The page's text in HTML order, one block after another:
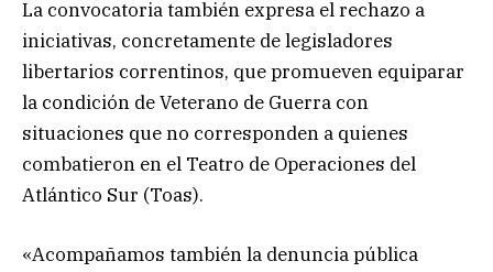
La convocatoria también expresa el rechazo a
iniciativas, concretamente de legisladores
libertarios correntinos, que promueven equiparar
la condición de Veterano de Guerra con
situaciones que no corresponden a quienes
combatieron en el Teatro de Operaciones del
Atlántico Sur (Toas).
«Acompañamos también la denuncia pública